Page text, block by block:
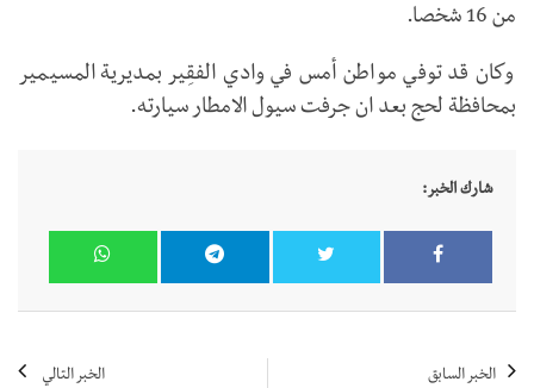
من 16 شخصا.
وكان قد توفي مواطن أمس في وادي الفقِير بمديرية المسيمير
بمحافظة لحج بعد ان جرفت سيول الامطار سيارته.
شارك الخبر:
الخبر السابق الخبر التالي